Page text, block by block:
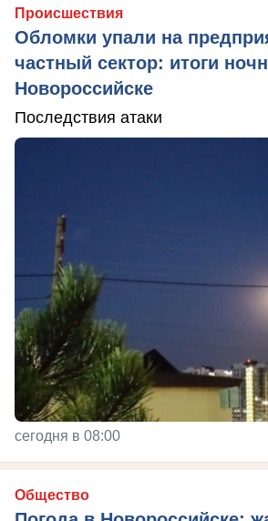
Происшествия
Обломки упали на
частный сектор: итоги
Новороссийске
Последствия атаки
сегодня в 08:00
Общество